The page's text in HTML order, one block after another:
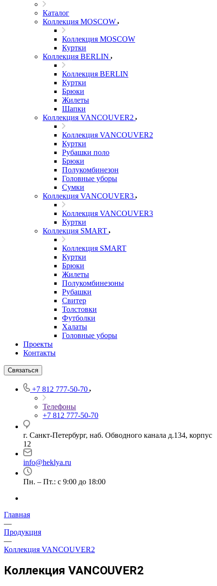
Каталог
Коллекция MOSCOW
Коллекция MOSCOW
Куртки
Коллекция BERLIN
Коллекция BERLIN
Куртки
Брюки
Жилеты
Шапки
Коллекция VANCOUVER2
Коллекция VANCOUVER2
Куртки
Рубашки поло
Брюки
Полукомбинезон
Головные уборы
Сумки
Коллекция VANCOUVER3
Коллекция VANCOUVER3
Куртки
Коллекция SMART
Коллекция SMART
Куртки
Брюки
Жилеты
Полукомбинезоны
Рубашки
Свитер
Толстовки
Футболки
Халаты
Головные уборы
Проекты
Контакты
Связаться
+7 812 777-50-70
Телефоны
+7 812 777-50-70
г. Санкт-Петербург, наб. Обводного канала д.134, корпус
12
info@heklya.ru
Пн. – Пт.: с 9:00 до 18:00
Главная
—
Продукция
—
Коллекция VANCOUVER2
Коллекция VANCOUVER2